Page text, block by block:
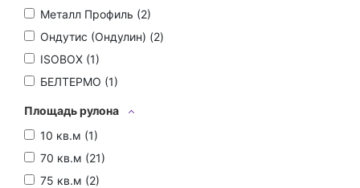
Металл Профиль (2)
Ондутис (Ондулин) (2)
ISOBOX (1)
БЕЛТЕРМО (1)
Площадь рулона
10 кв.м (1)
70 кв.м (21)
75 кв.м (2)